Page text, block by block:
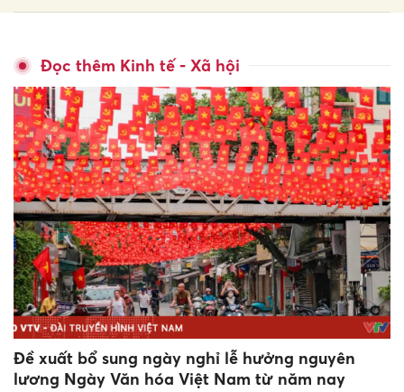
Đọc thêm Kinh tế - Xã hội
Đề xuất bổ sung ngày nghỉ lễ hưởng nguyên
lương Ngày Văn hóa Việt Nam từ năm nay